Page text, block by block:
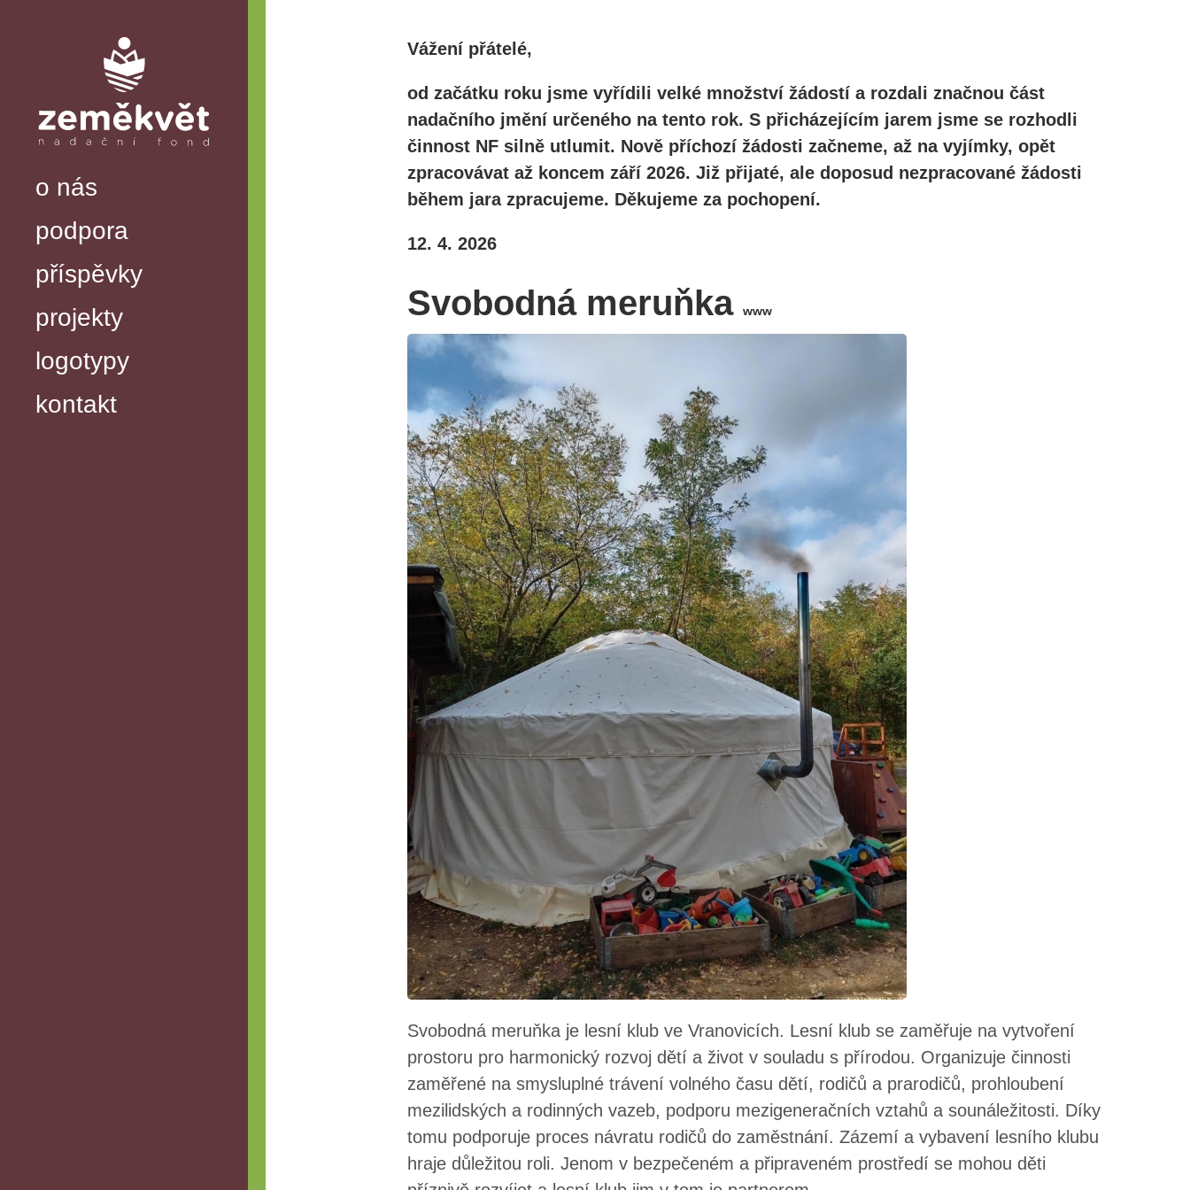
o nás
podpora
příspěvky
projekty
logotypy
kontakt
Vážení přátelé,
od začátku roku jsme vyřídili velké množství žádostí a rozdali značnou část
nadačního jmění určeného na tento rok. S přicházejícím jarem jsme se rozhodli
činnost NF silně utlumit. Nově příchozí žádosti začneme, až na vyjímky, opět
zpracovávat až koncem září 2026. Již přijaté, ale doposud nezpracované žádosti
během jara zpracujeme. Děkujeme za pochopení.
12. 4. 2026
Svobodná meruňka www
Svobodná meruňka je lesní klub ve Vranovicích. Lesní klub se zaměřuje na vytvoření
prostoru pro harmonický rozvoj dětí a život v souladu s přírodou. Organizuje činnosti
zaměřené na smysluplné trávení volného času dětí, rodičů a prarodičů, prohloubení
mezilidských a rodinných vazeb, podporu mezigeneračních vztahů a sounáležitosti. Díky
tomu podporuje proces návratu rodičů do zaměstnání. Zázemí a vybavení lesního klubu
hraje důležitou roli. Jenom v bezpečeném a připraveném prostředí se mohou děti